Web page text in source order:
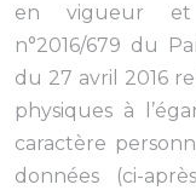
en vigueur et
n°2016/679 du
du 27 avril 2016
physiques à
caractère
données (ci-